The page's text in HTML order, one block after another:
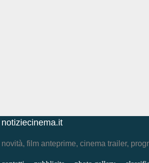
notiziecinema.it
novità, film anteprime, cinema trailer,